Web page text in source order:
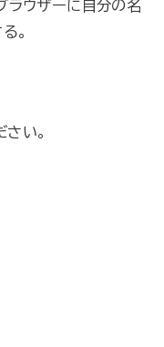
ラウザーに自分の名
。
い。